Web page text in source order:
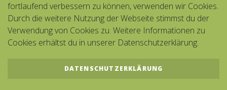
fortlaufend verbessern zu können, verwenden wir Cookies.
Durch die weitere Nutzung der Webseite stimmst du der
Verwendung von Cookies zu. Weitere Informationen zu
Cookies erhältst du in unserer Datenschutzerklärung.
DATENSCHUTZERKLÄRUNG